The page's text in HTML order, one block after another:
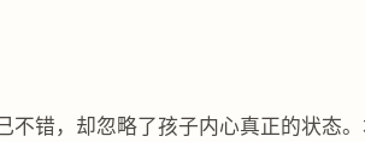
错，却忽略了孩子内心真正的状态